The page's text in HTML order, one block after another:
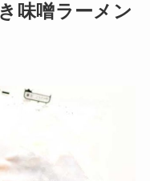
味噌ラーメン